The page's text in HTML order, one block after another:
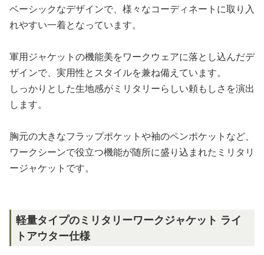
ベーシックなデザインで、様々なコーディネートに取り入
れやすい一着となっています。
軍用ジャケットの機能美をワークウェアに落とし込んだデ
ザインで、実用性とスタイルを兼ね備えています。
しっかりとした生地感がミリタリーらしい頼もしさを演出
します。
胸元の大きなフラップポケットや袖のペンポケットなど、
ワークシーンで役立つ機能が随所に盛り込まれたミリタリ
ージャケットです。
軽量タイプのミリタリーワークジャケット ライ
トアウター仕様